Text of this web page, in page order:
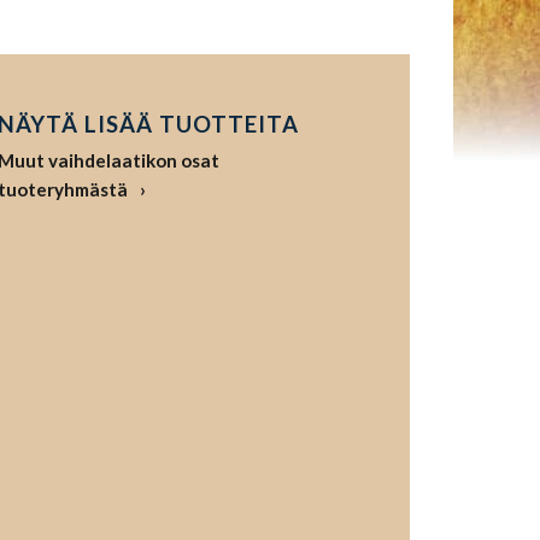
NÄYTÄ LISÄÄ TUOTTEITA
Muut vaihdelaatikon osat
tuoteryhmästä